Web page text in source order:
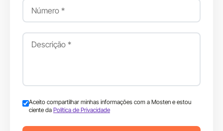
Aceito compartilhar minhas informações com a Mosten e estou
ciente da Política de Privacidade